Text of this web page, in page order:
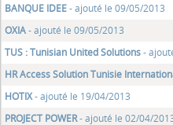
BANQUE IDEE- ajouté le 09/05/2013
OXIA- ajouté le 09/05/2013
TUS : Tunisian United Solutions-
HR Access Solution Tunisie
HOTIX- ajouté le 19/04/2013
PROJECT POWER- ajouté le 02/04/